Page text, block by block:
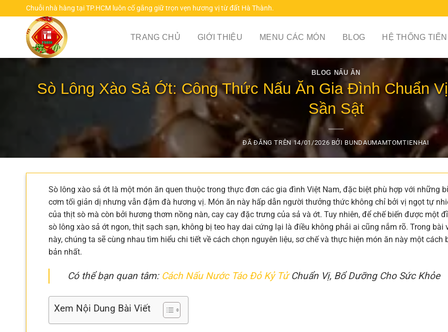
đến
Chuỗi nhà hàng tại TP.HCM luôn cố gắng giữ trọn vẹn hương vị từ đất Hà Thành.
TRANG CHỦ GIỚI THIỆU MENU CÁC MÓN BLOG HỆ THỐNG
BLOG NẤU ĂN
Sò Lông Xào Sả Ớt: Công Thức Nấu Ăn Gia Đình Chuẩn
Sần Sật
ĐÃ ĐĂNG TRÊN 14/01/2026 BỞI BUNDAUMAMTOMTIENHAI
Sò lông xào sả ớt là một món ăn quen thuộc trong thực đơn các gia đình Việt Nam, đặc biệt phù hợp với những
cơm tối giản dị nhưng vẫn đậm đà hương vị. Món ăn này hấp dẫn người thưởng thức không chỉ bởi vị ngọt tự
của thịt sò mà còn bởi hương thơm nồng nàn, cay cay đặc trưng của sả và ớt. Tuy nhiên, để chế biến được một
sò lông xào sả ớt ngon, thịt sạch sạn, không bị teo hay dai cứng lại là điều không phải ai cũng nắm rõ. Trong bài
này, chúng ta sẽ cùng nhau tìm hiểu chi tiết về cách chọn nguyên liệu, sơ chế và thực hiện món ăn này một cách
bản nhất.
Có thể bạn quan tâm: Cách Nấu Nước Táo Đỏ Kỷ TửChuẩn Vị, Bổ Dưỡng Cho Sức Khỏe
Xem Nội Dung Bài Viết